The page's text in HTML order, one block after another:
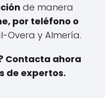
de manera
por teléfono o
Overa y Almería.
Contacta ahora
de expertos.